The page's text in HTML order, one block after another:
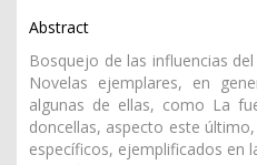
Abstract
Bosquejo de las influencias
Novelas ejemplares, en
algunas de ellas, como La
doncellas, aspecto este
específicos, ejemplificados en